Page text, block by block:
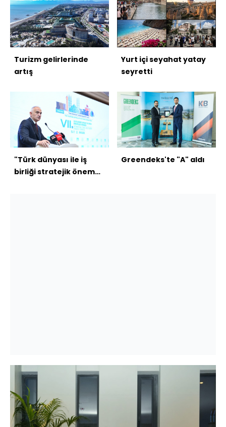
Turizm gelirlerinde
artış
Yurt içi seyahat yatay
seyretti
"Türk dünyası ile iş
birliği stratejik önem
Greendeks'te "A" aldı